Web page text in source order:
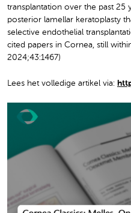
transplantation over the past 25
posterior lamellar keratoplasty
selective endothelial
cited papers in Cornea, still
2024;43:1467)
Lees het volledige artikel via: